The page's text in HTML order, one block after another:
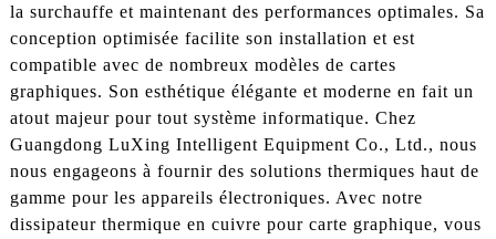
la surchauffe et maintenant des performances optimales. Sa
conception optimisée facilite son installation et est
compatible avec de nombreux modèles de cartes
graphiques. Son esthétique élégante et moderne en fait un
atout majeur pour tout système informatique. Chez
Guangdong LuXing Intelligent Equipment Co., Ltd., nous
nous engageons à fournir des solutions thermiques haut de
gamme pour les appareils électroniques. Avec notre
dissipateur thermique en cuivre pour carte graphique, vous